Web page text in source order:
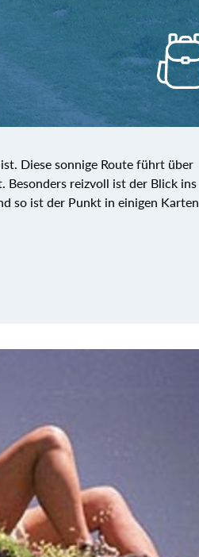
Diese sonnige Route führt über
Besonders reizvoll ist der Blick ins
so ist der Punkt in einigen Karten